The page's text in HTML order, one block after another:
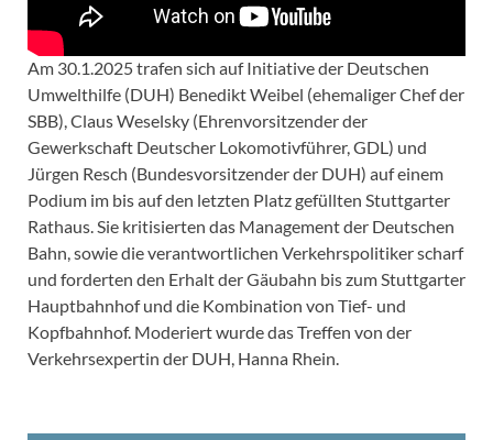
Am 30.1.2025 trafen sich auf Initiative der Deutschen
Umwelthilfe (DUH) Benedikt Weibel (ehemaliger Chef der
SBB), Claus Weselsky (Ehrenvorsitzender der
Gewerkschaft Deutscher Lokomotivführer, GDL) und
Jürgen Resch (Bundesvorsitzender der DUH) auf einem
Podium im bis auf den letzten Platz gefüllten Stuttgarter
Rathaus. Sie kritisierten das Management der Deutschen
Bahn, sowie die verantwortlichen Verkehrspolitiker scharf
und forderten den Erhalt der Gäubahn bis zum Stuttgarter
Hauptbahnhof und die Kombination von Tief- und
Kopfbahnhof. Moderiert wurde das Treffen von der
Verkehrsexpertin der DUH, Hanna Rhein.